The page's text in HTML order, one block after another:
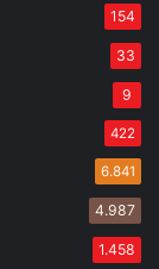
154
33
9
422
6.841
4.987
1.458